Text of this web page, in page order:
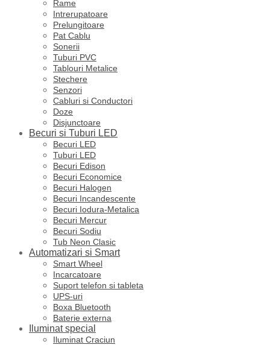
Rame
Intrerupatoare
Prelungitoare
Pat Cablu
Sonerii
Tuburi PVC
Tablouri Metalice
Stechere
Senzori
Cabluri si Conductori
Doze
Disjunctoare
Becuri si Tuburi LED
Becuri LED
Tuburi LED
Becuri Edison
Becuri Economice
Becuri Halogen
Becuri Incandescente
Becuri Iodura-Metalica
Becuri Mercur
Becuri Sodiu
Tub Neon Clasic
Automatizari si Smart
Smart Wheel
Incarcatoare
Suport telefon si tableta
UPS-uri
Boxa Bluetooth
Baterie externa
Iluminat special
Iluminat Craciun